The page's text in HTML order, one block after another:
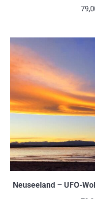
Neuseeland – UFO-